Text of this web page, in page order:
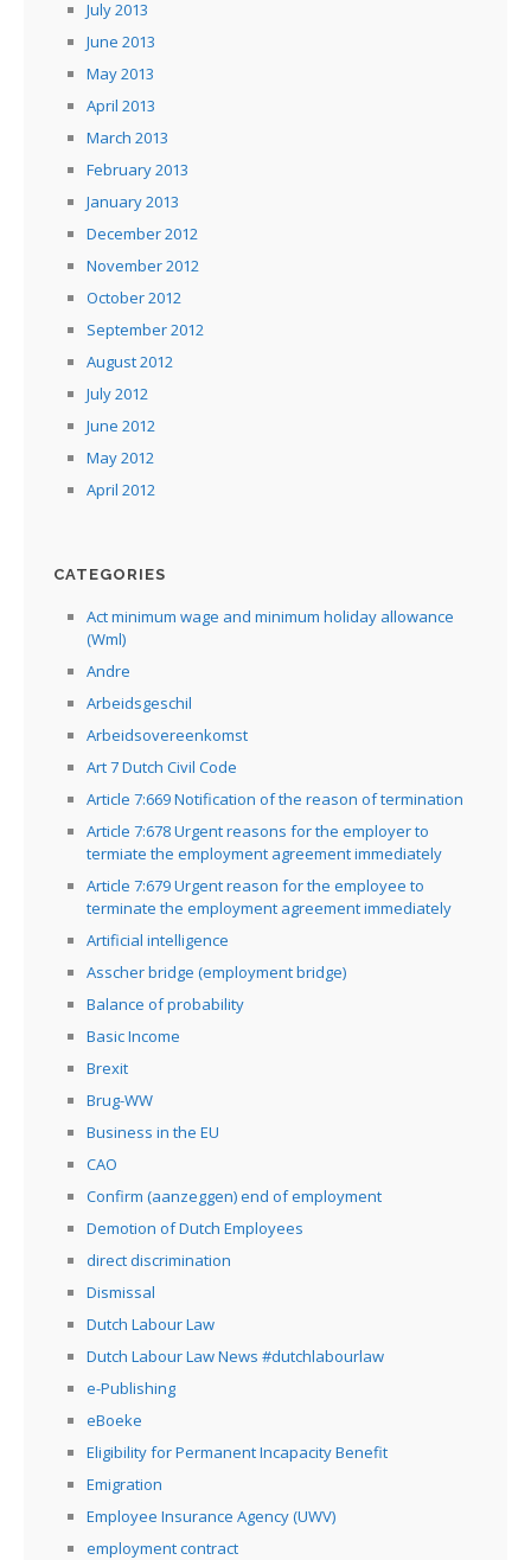
July 2013
June 2013
May 2013
April 2013
March 2013
February 2013
January 2013
December 2012
November 2012
October 2012
September 2012
August 2012
July 2012
June 2012
May 2012
April 2012
CATEGORIES
Act minimum wage and minimum holiday allowance
(Wml)
Andre
Arbeidsgeschil
Arbeidsovereenkomst
Art 7 Dutch Civil Code
Article 7:669 Notification of the reason of termination
Article 7:678 Urgent reasons for the employer to
termiate the employment agreement immediately
Article 7:679 Urgent reason for the employee to
terminate the employment agreement immediately
Artificial intelligence
Asscher bridge (employment bridge)
Balance of probability
Basic Income
Brexit
Brug-WW
Business in the EU
CAO
Confirm (aanzeggen) end of employment
Demotion of Dutch Employees
direct discrimination
Dismissal
Dutch Labour Law
Dutch Labour Law News #dutchlabourlaw
e-Publishing
eBoeke
Eligibility for Permanent Incapacity Benefit
Emigration
Employee Insurance Agency (UWV)
employment contract